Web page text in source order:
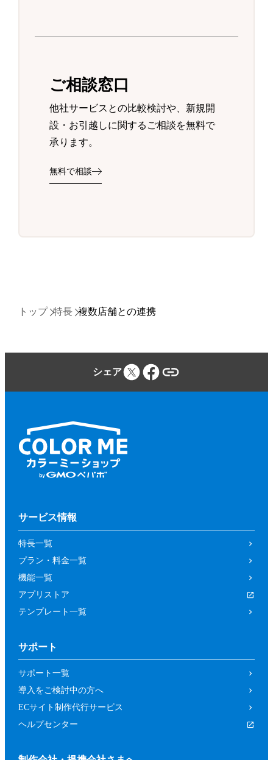
ご相談窓口
他社サービスとの比較検討や、新規開
設・お引越しに関するご相談を無料で
承ります。
無料で相談
トップ 特長 複数店舗との連携
シェア
サービス情報
特長一覧
プラン・料金一覧
機能一覧
アプリストア
テンプレート一覧
サポート
サポート一覧
導入をご検討中の方へ
ECサイト制作代行サービス
ヘルプセンター